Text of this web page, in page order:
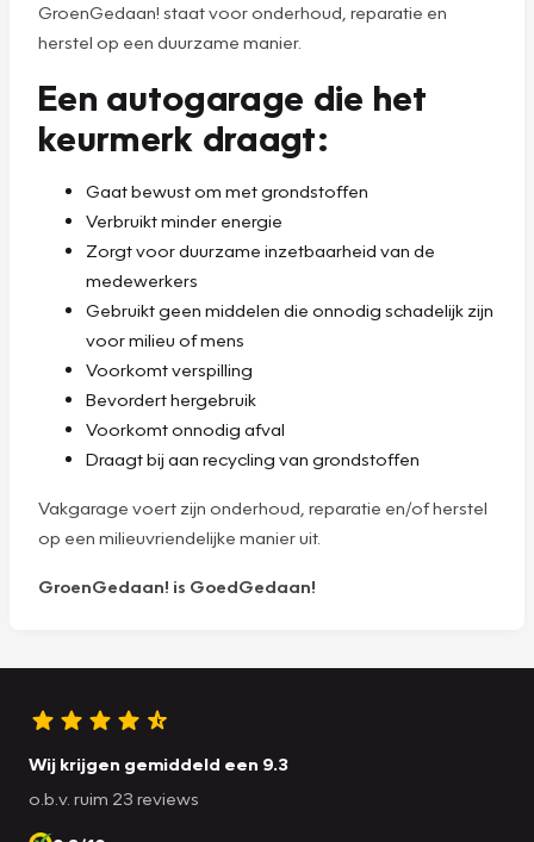
GroenGedaan! staat voor onderhoud, reparatie en
herstel op een duurzame manier.
Een autogarage die het
keurmerk draagt:
Gaat bewust om met grondstoffen
Verbruikt minder energie
Zorgt voor duurzame inzetbaarheid van de
medewerkers
Gebruikt geen middelen die onnodig schadelijk zijn
voor milieu of mens
Voorkomt verspilling
Bevordert hergebruik
Voorkomt onnodig afval
Draagt bij aan recycling van grondstoffen
Vakgarage voert zijn onderhoud, reparatie en/of herstel
op een milieuvriendelijke manier uit.
GroenGedaan! is GoedGedaan!
Wij krijgen gemiddeld een 9.3
o.b.v. ruim 23 reviews